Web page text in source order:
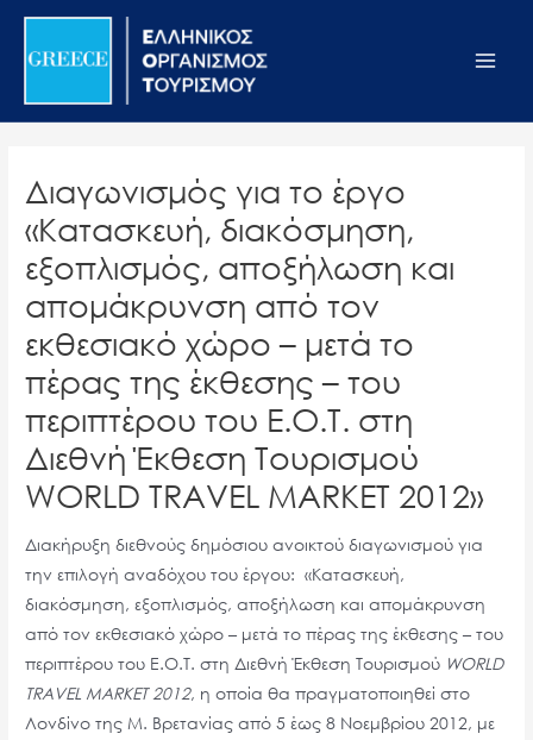
Σημείωση:
ιστότοπος
σύστημα
προσβασιμότητας.
Μετάβαση
περιεχόμενο
Διαγωνισμός για το έργο
«Κατασκευή, διακόσμηση,
εξοπλισμός, αποξήλωση και
απομάκρυνση από τον
εκθεσιακό χώρο – μετά το
πέρας της έκθεσης – του
περιπτέρου του Ε.Ο.Τ. στη
Διεθνή Έκθεση Τουρισμού
WORLD TRAVEL MARKET 2012»
Διακήρυξη διεθνούς δημόσιου ανοικτού διαγωνισμού για
την επιλογή αναδόχου του έργου: «Κατασκευή,
διακόσμηση, εξοπλισμός, αποξήλωση και απομάκρυνση
από τον εκθεσιακό χώρο – μετά το πέρας της έκθεσης – του
περιπτέρου του Ε.Ο.Τ. στη Διεθνή Έκθεση Τουρισμού WORLD
TRAVEL MARKET 2012, η οποία θα πραγματοποιηθεί στο
Λονδίνο της Μ. Βρετανίας από 5 έως 8 Νοεμβρίου 2012, με